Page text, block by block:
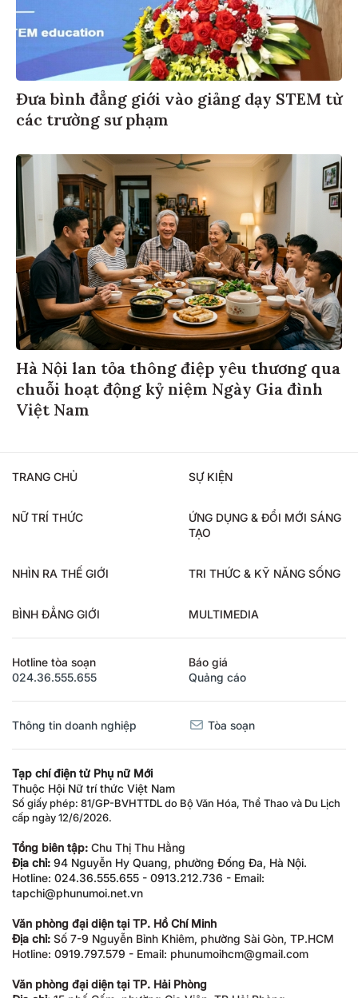
Đưa bình đẳng giới vào giảng dạy STEM từ
các trường sư phạm
Hà Nội lan tỏa thông điệp yêu thương qua
chuỗi hoạt động kỷ niệm Ngày Gia đình
Việt Nam
TRANG CHỦ SỰ KIỆN
NỮ TRÍ THỨC
ỨNG DỤNG & ĐỔI MỚI SÁNG
TẠO
NHÌN RA THẾ GIỚI TRI THỨC & KỸ NĂNG SỐNG
BÌNH ĐẲNG GIỚI MULTIMEDIA
Hotline tòa soạn
024.36.555.655
Báo giá
Quảng cáo
Thông tin doanh nghiệp Tòa soạn
Tạp chí điện tử Phụ nữ Mới
Thuộc Hội Nữ trí thức Việt Nam
Số giấy phép: 81/GP-BVHTTDL do Bộ Văn Hóa, Thể Thao và Du Lịch
cấp ngày 12/6/2026.
Tổng biên tập: Chu Thị Thu Hằng
Địa chỉ: 94 Nguyễn Hy Quang, phường Đống Đa, Hà Nội.
Hotline: 024.36.555.655 - 0913.212.736 - Email:
tapchi@phunumoi.net.vn
Văn phòng đại diện tại TP. Hồ Chí Minh
Địa chỉ: Số 7-9 Nguyễn Bỉnh Khiêm, phường Sài Gòn, TP.HCM
Hotline: 0919.797.579 - Email: phunumoihcm@gmail.com
Văn phòng đại diện tại TP. Hải Phòng